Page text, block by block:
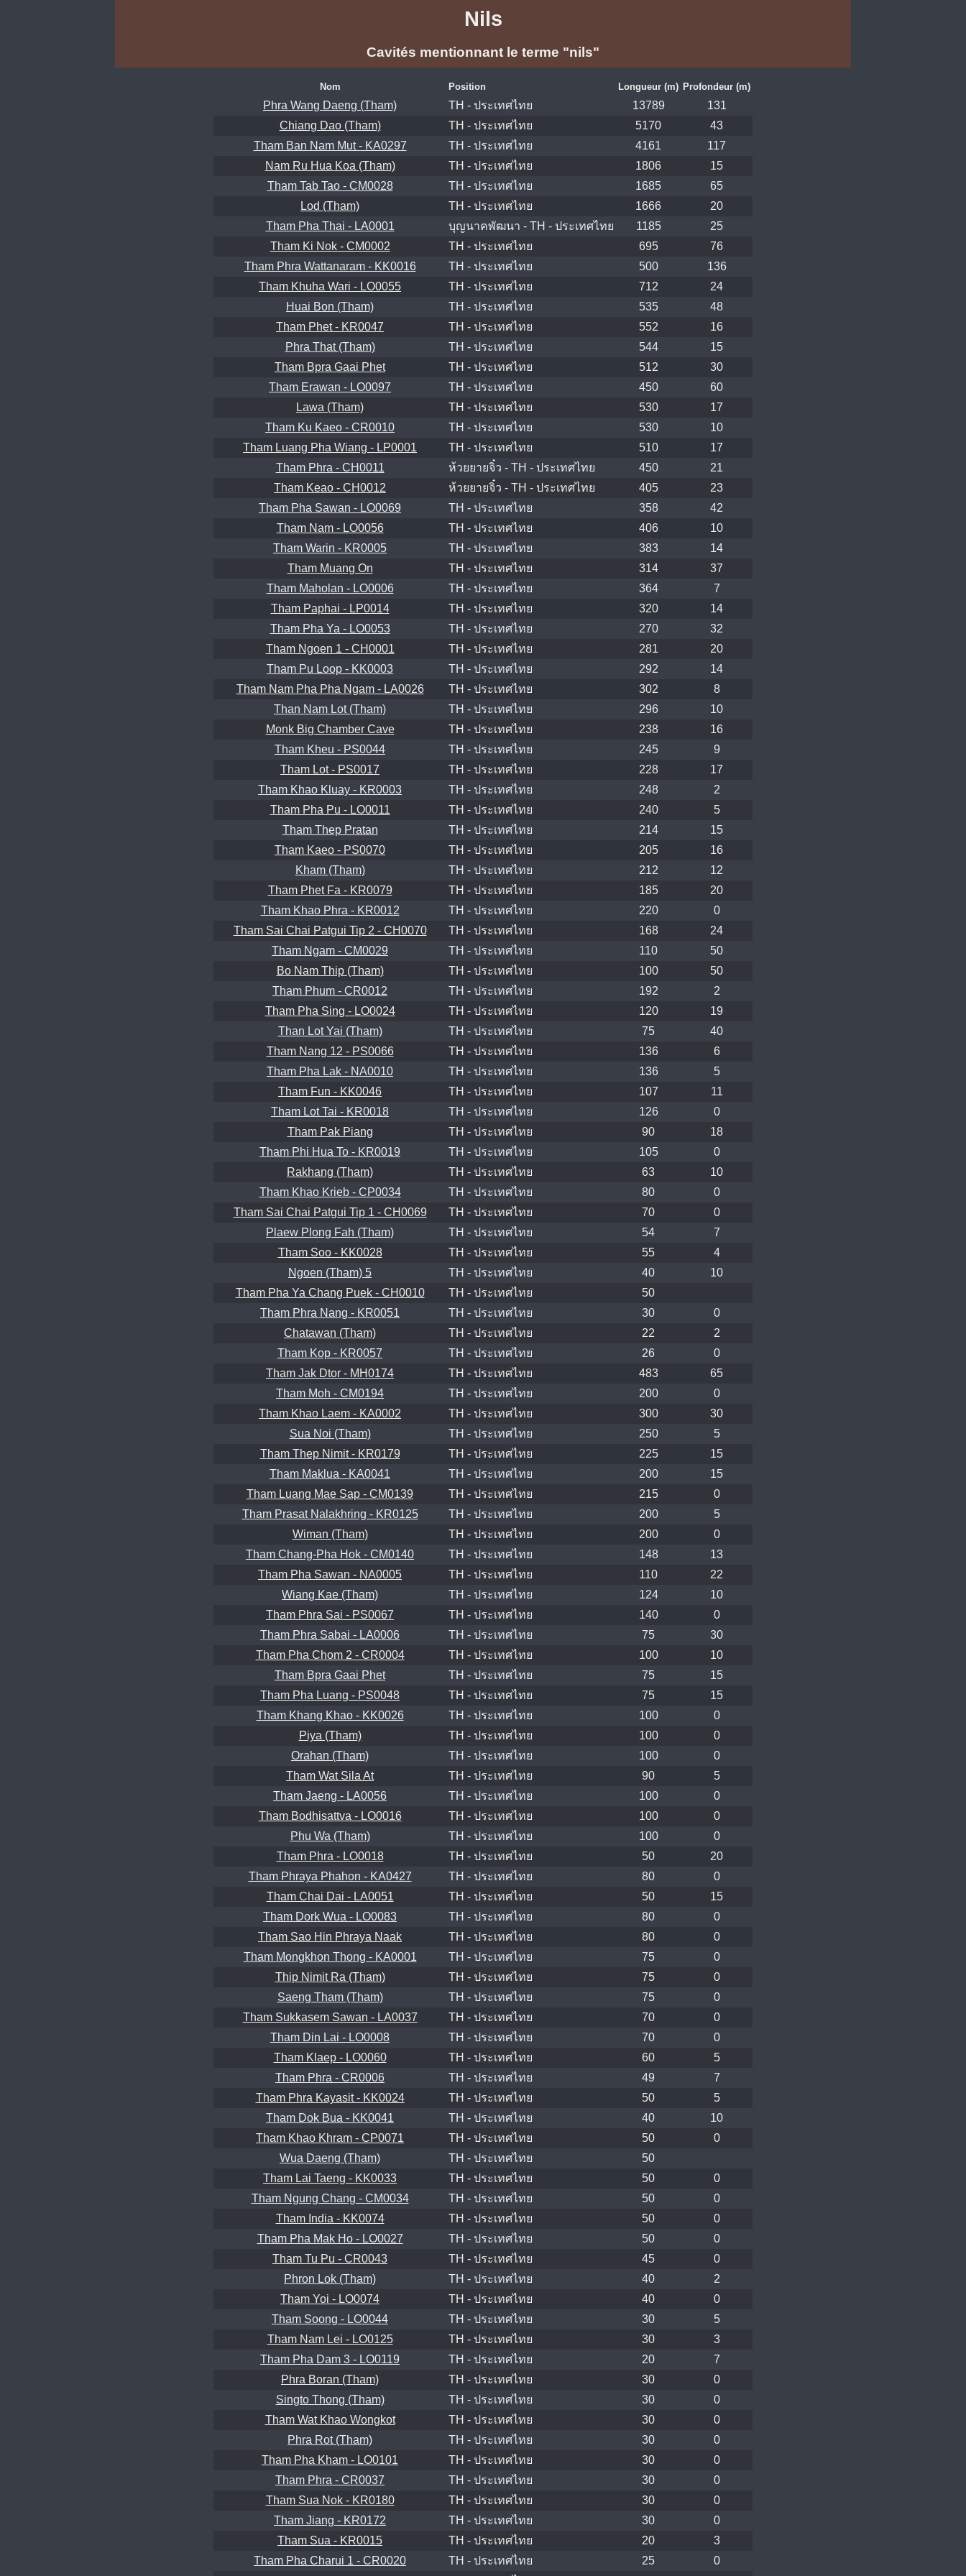
Nils
Cavités mentionnant le terme "nils"
Nom Position Longueur (m) Profondeur (m)
Phra Wang Daeng (Tham) TH - ประเทศไทย 13789
131
Chiang Dao (Tham)
TH - ประเทศไทย 5170
43
Tham Ban Nam Mut - KA0297
TH - ประเทศไทย 4161
117
Nam Ru Hua Koa (Tham)
TH - ประเทศไทย 1806
15
Tham Tab Tao - CM0028
TH - ประเทศไทย 1685
65
Lod (Tham)
TH - ประเทศไทย 1666
20
Tham Pha Thai - LA0001
บุญนาคพัฒนา - TH - ประเทศไทย 1185
25
Tham Ki Nok - CM0002
TH - ประเทศไทย 695
76
Tham Phra Wattanaram - KK0016
TH - ประเทศไทย 500
136
Tham Khuha Wari - LO0055
TH - ประเทศไทย 712
24
Huai Bon (Tham)
TH - ประเทศไทย 535
48
Tham Phet - KR0047
TH - ประเทศไทย 552
16
Phra That (Tham)
TH - ประเทศไทย 544
15
Tham Bpra Gaai Phet
TH - ประเทศไทย 512
30
Tham Erawan - LO0097
TH - ประเทศไทย 450
60
Lawa (Tham)
TH - ประเทศไทย 530
17
Tham Ku Kaeo - CR0010
TH - ประเทศไทย 530
10
Tham Luang Pha Wiang - LP0001
TH - ประเทศไทย 510
17
Tham Phra - CH0011
ห้วยยายจิ๋ว - TH - ประเทศไทย 450
21
Tham Keao - CH0012
ห้วยยายจิ๋ว - TH - ประเทศไทย 405
23
Tham Pha Sawan - LO0069
TH - ประเทศไทย 358
42
Tham Nam - LO0056
TH - ประเทศไทย 406
10
Tham Warin - KR0005
TH - ประเทศไทย 383
14
Tham Muang On
TH - ประเทศไทย 314
37
Tham Maholan - LO0006
TH - ประเทศไทย 364
7
Tham Paphai - LP0014
TH - ประเทศไทย 320
14
Tham Pha Ya - LO0053
TH - ประเทศไทย 270
32
Tham Ngoen 1 - CH0001
TH - ประเทศไทย 281
20
Tham Pu Loop - KK0003
TH - ประเทศไทย 292
14
Tham Nam Pha Pha Ngam - LA0026
TH - ประเทศไทย 302
8
Than Nam Lot (Tham)
TH - ประเทศไทย 296
10
Monk Big Chamber Cave
TH - ประเทศไทย 238
16
Tham Kheu - PS0044
TH - ประเทศไทย 245
9
Tham Lot - PS0017
TH - ประเทศไทย 228
17
Tham Khao Kluay - KR0003
TH - ประเทศไทย 248
2
Tham Pha Pu - LO0011
TH - ประเทศไทย 240
5
Tham Thep Pratan
TH - ประเทศไทย 214
15
Tham Kaeo - PS0070
TH - ประเทศไทย 205
16
Kham (Tham)
TH - ประเทศไทย 212
12
Tham Phet Fa - KR0079
TH - ประเทศไทย 185
20
Tham Khao Phra - KR0012
TH - ประเทศไทย 220
0
Tham Sai Chai Patgui Tip 2 - CH0070
TH - ประเทศไทย 168
24
Tham Ngam - CM0029
TH - ประเทศไทย 110
50
Bo Nam Thip (Tham)
TH - ประเทศไทย 100
50
Tham Phum - CR0012
TH - ประเทศไทย 192
2
Tham Pha Sing - LO0024
TH - ประเทศไทย 120
19
Than Lot Yai (Tham)
TH - ประเทศไทย 75
40
Tham Nang 12 - PS0066
TH - ประเทศไทย 136
6
Tham Pha Lak - NA0010
TH - ประเทศไทย 136
5
Tham Fun - KK0046
TH - ประเทศไทย 107
11
Tham Lot Tai - KR0018
TH - ประเทศไทย 126
0
Tham Pak Piang
TH - ประเทศไทย 90
18
Tham Phi Hua To - KR0019
TH - ประเทศไทย 105
0
Rakhang (Tham)
TH - ประเทศไทย 63
10
Tham Khao Krieb - CP0034
TH - ประเทศไทย 80
0
Tham Sai Chai Patgui Tip 1 - CH0069
TH - ประเทศไทย 70
0
Plaew Plong Fah (Tham)
TH - ประเทศไทย 54
7
Tham Soo - KK0028
TH - ประเทศไทย 55
4
Ngoen (Tham) 5
TH - ประเทศไทย 40
10
Tham Pha Ya Chang Puek - CH0010
TH - ประเทศไทย
50
Tham Phra Nang - KR0051
TH - ประเทศไทย 30
0
Chatawan (Tham)
TH - ประเทศไทย 22
2
Tham Kop - KR0057
TH - ประเทศไทย 26
0
Tham Jak Dtor - MH0174
TH - ประเทศไทย 483
65
Tham Moh - CM0194
TH - ประเทศไทย 200
0
Tham Khao Laem - KA0002
TH - ประเทศไทย 300
30
Sua Noi (Tham)
TH - ประเทศไทย 250
5
Tham Thep Nimit - KR0179
TH - ประเทศไทย 225
15
Tham Maklua - KA0041
TH - ประเทศไทย 200
15
Tham Luang Mae Sap - CM0139
TH - ประเทศไทย 215
0
Tham Prasat Nalakhring - KR0125
TH - ประเทศไทย 200
5
Wiman (Tham)
TH - ประเทศไทย 200
0
Tham Chang-Pha Hok - CM0140
TH - ประเทศไทย 148
13
Tham Pha Sawan - NA0005
TH - ประเทศไทย 110
22
Wiang Kae (Tham)
TH - ประเทศไทย 124
10
Tham Phra Sai - PS0067
TH - ประเทศไทย 140
0
Tham Phra Sabai - LA0006
TH - ประเทศไทย 75
30
Tham Pha Chom 2 - CR0004
TH - ประเทศไทย 100
10
Tham Bpra Gaai Phet
TH - ประเทศไทย 75
15
Tham Pha Luang - PS0048
TH - ประเทศไทย 75
15
Tham Khang Khao - KK0026
TH - ประเทศไทย 100
0
Piya (Tham)
TH - ประเทศไทย 100
0
Orahan (Tham)
TH - ประเทศไทย 100
0
Tham Wat Sila At
TH - ประเทศไทย 90
5
Tham Jaeng - LA0056
TH - ประเทศไทย 100
0
Tham Bodhisattva - LO0016
TH - ประเทศไทย 100
0
Phu Wa (Tham)
TH - ประเทศไทย 100
0
Tham Phra - LO0018
TH - ประเทศไทย 50
20
Tham Phraya Phahon - KA0427
TH - ประเทศไทย 80
0
Tham Chai Dai - LA0051
TH - ประเทศไทย 50
15
Tham Dork Wua - LO0083
TH - ประเทศไทย 80
0
Tham Sao Hin Phraya Naak
TH - ประเทศไทย 80
0
Tham Mongkhon Thong - KA0001
TH - ประเทศไทย 75
0
Thip Nimit Ra (Tham)
TH - ประเทศไทย 75
0
Saeng Tham (Tham)
TH - ประเทศไทย 75
0
Tham Sukkasem Sawan - LA0037
TH - ประเทศไทย 70
0
Tham Din Lai - LO0008
TH - ประเทศไทย 70
0
Tham Klaep - LO0060
TH - ประเทศไทย 60
5
Tham Phra - CR0006
TH - ประเทศไทย 49
7
Tham Phra Kayasit - KK0024
TH - ประเทศไทย 50
5
Tham Dok Bua - KK0041
TH - ประเทศไทย 40
10
Tham Khao Khram - CP0071
TH - ประเทศไทย 50
0
Wua Daeng (Tham)
TH - ประเทศไทย
50
Tham Lai Taeng - KK0033
TH - ประเทศไทย 50
0
Tham Ngung Chang - CM0034
TH - ประเทศไทย 50
0
Tham India - KK0074
TH - ประเทศไทย 50
0
Tham Pha Mak Ho - LO0027
TH - ประเทศไทย 50
0
Tham Tu Pu - CR0043
TH - ประเทศไทย 45
0
Phron Lok (Tham)
TH - ประเทศไทย 40
2
Tham Yoi - LO0074
TH - ประเทศไทย 40
0
Tham Soong - LO0044
TH - ประเทศไทย 30
5
Tham Nam Lei - LO0125
TH - ประเทศไทย 30
3
Tham Pha Dam 3 - LO0119
TH - ประเทศไทย 20
7
Phra Boran (Tham)
TH - ประเทศไทย 30
0
Singto Thong (Tham)
TH - ประเทศไทย 30
0
Tham Wat Khao Wongkot
TH - ประเทศไทย 30
0
Phra Rot (Tham)
TH - ประเทศไทย 30
0
Tham Pha Kham - LO0101
TH - ประเทศไทย 30
0
Tham Phra - CR0037
TH - ประเทศไทย 30
0
Tham Sua Nok - KR0180
TH - ประเทศไทย 30
0
Tham Jiang - KR0172
TH - ประเทศไทย 30
0
Tham Sua - KR0015
TH - ประเทศไทย 20
3
Tham Pha Charui 1 - CR0020
TH - ประเทศไทย 25
0